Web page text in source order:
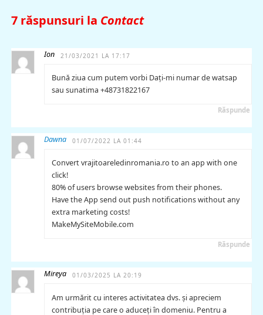
7 răspunsuri la Contact
Ion 21/03/2021 LA 17:17
Bună ziua cum putem vorbi Dați-mi numar de watsap
sau sunatima +48731822167
Răspunde
Dawna 01/07/2022 LA 01:44
Convert vrajitoareledinromania.ro to an app with one
click!
80% of users browse websites from their phones.
Have the App send out push notifications without any
extra marketing costs!
MakeMySiteMobile.com
Răspunde
Mireya 01/03/2025 LA 20:19
Am urmărit cu interes activitatea dvs. și apreciem
contribuția pe care o aduceți în domeniu. Pentru a